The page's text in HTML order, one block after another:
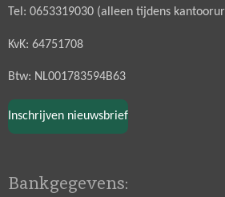
Tel: 0653319030 (alleen tijdens
KvK: 64751708
Btw: NL001783594B63
Inschrijven nieuwsbrief
Bankgegevens: